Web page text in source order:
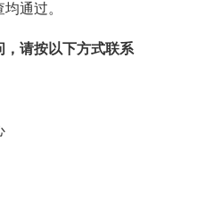
通过。
，请按以下方式联系